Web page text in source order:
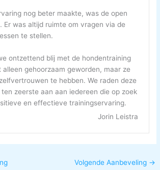
nog beter maakte, was de open
Er was altijd ruimte om vragen via de
te stellen.
ontzettend blij met de hondentraining
alleen gehoorzaam geworden, maar ze
te hebben. We raden deze
zeerste aan aan iedereen die op zoek
en effectieve trainingservaring.
Jorin Leistra
Volgende Aanbeveling →